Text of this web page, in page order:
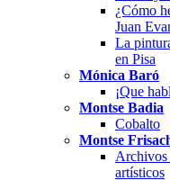
¿Cómo
Juan
La
en Pisa
Mónica Baró
¡Que
Montse Badia
Cobalto
Montse
Archivos
artísticos